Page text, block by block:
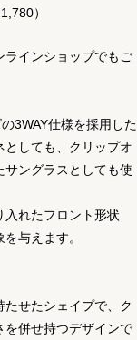
）
インショップでもご
3WAY仕様を採用した
としても、クリップオ
サングラスとしても使
入れたフロント形状
与えます。
せたシェイプで、ク
を併せ持つデザインで